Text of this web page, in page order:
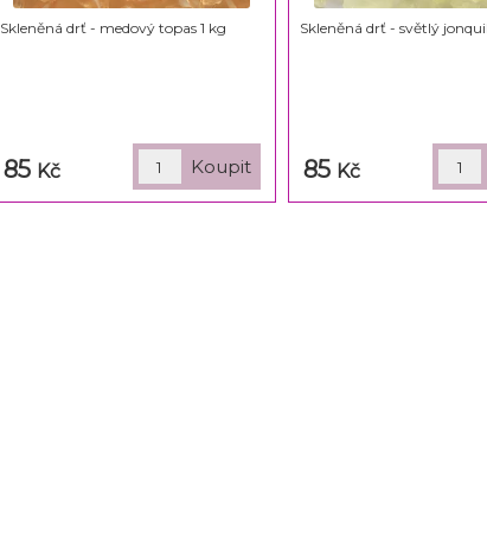
Skleněná drť - medový topas 1 kg
85 Kč
Skleněná drť - světlý
85 Kč